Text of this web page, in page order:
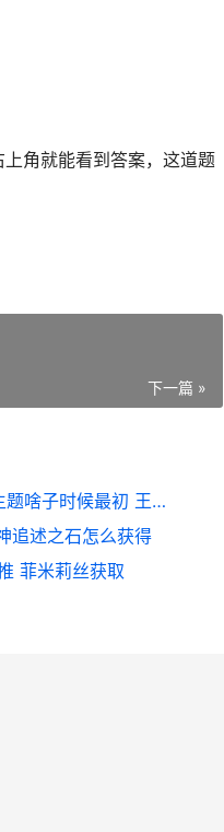
角就能看到答案，这道题
下一篇 »
王者荣耀荣耀小兔糕活动主题啥子时候最初 王者荣耀荣耀小乔称号怎么获得
追述之石怎么获得
菲米莉丝获取